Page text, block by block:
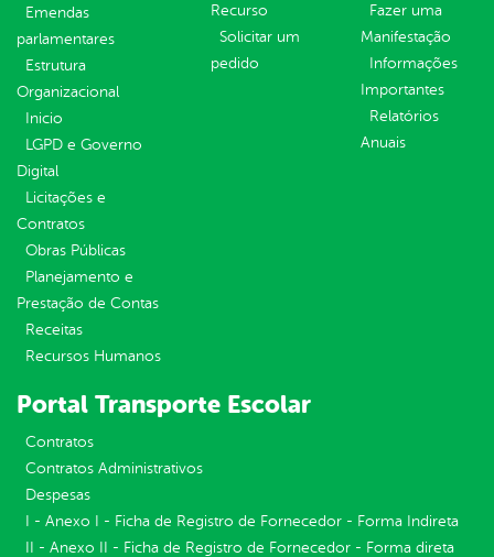
Emendas
parlamentares
Estrutura
Organizacional
Inicio
LGPD e Governo
Digital
Licitações e
Contratos
Obras Públicas
Planejamento e
Prestação de Contas
Receitas
Recursos Humanos
Recurso
Solicitar um
pedido
Fazer uma
Manifestação
Informações
Importantes
Relatórios
Anuais
Portal Transporte Escolar
Contratos
Contratos Administrativos
Despesas
I - Anexo I - Ficha de Registro de Fornecedor - Forma Indireta
II - Anexo II - Ficha de Registro de Fornecedor - Forma direta